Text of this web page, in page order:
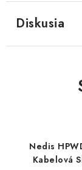
Diskusia
Nedis
Kabelová